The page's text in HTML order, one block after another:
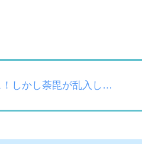
！しかし荼毘が乱入し…